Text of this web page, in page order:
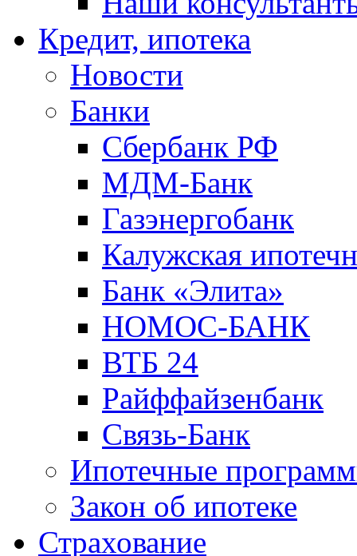
Кредит, ипотека
Новости
Банки
Сбербанк РФ
МДМ-Банк
Газэнергобанк
Калужская
Банк «Элита»
НОМОС-БАНК
ВТБ 24
Райффайзенбанк
Связь-Банк
Ипотечные
Закон об ипотеке
Страхование